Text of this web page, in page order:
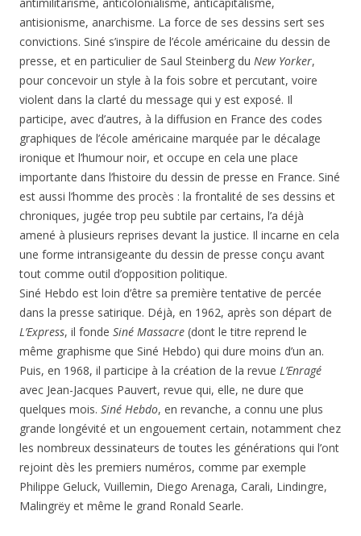
antisionisme, anarchisme. La force de ses dessins sert ses
convictions. Siné s’inspire de l’école américaine du dessin de
presse, et en particulier de Saul Steinberg du New Yorker,
pour concevoir un style à la fois sobre et percutant, voire
violent dans la clarté du message qui y est exposé. Il
participe, avec d’autres, à la diffusion en France des codes
graphiques de l’école américaine marquée par le décalage
ironique et l’humour noir, et occupe en cela une place
importante dans l’histoire du dessin de presse en France. Siné
est aussi l’homme des procès : la frontalité de ses dessins et
chroniques, jugée trop peu subtile par certains, l’a déjà
amené à plusieurs reprises devant la justice. Il incarne en cela
une forme intransigeante du dessin de presse conçu avant
tout comme outil d’opposition politique.
Siné Hebdo est loin d’être sa première tentative de percée
dans la presse satirique. Déjà, en 1962, après son départ de
L’Express, il fonde Siné Massacre (dont le titre reprend le
même graphisme que Siné Hebdo) qui dure moins d’un an.
Puis, en 1968, il participe à la création de la revue L’Enragé
avec Jean-Jacques Pauvert, revue qui, elle, ne dure que
quelques mois. Siné Hebdo, en revanche, a connu une plus
grande longévité et un engouement certain, notamment chez
les nombreux dessinateurs de toutes les générations qui l’ont
rejoint dès les premiers numéros, comme par exemple
Philippe Geluck, Vuillemin, Diego Arenaga, Carali, Lindingre,
Malingrëy et même le grand Ronald Searle.